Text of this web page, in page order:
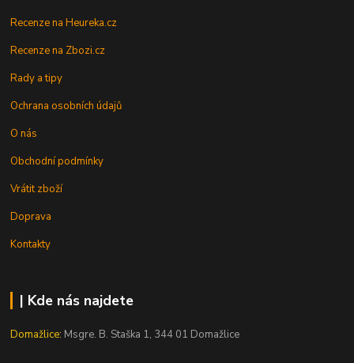
Recenze na Heureka.cz
Recenze na Zbozi.cz
Rady a tipy
Ochrana osobních údajů
O nás
Obchodní podmínky
Vrátit zboží
Doprava
Kontakty
| Kde nás najdete
Domažlice: Msgre. B. Staška 1, 344 01 Domažlice